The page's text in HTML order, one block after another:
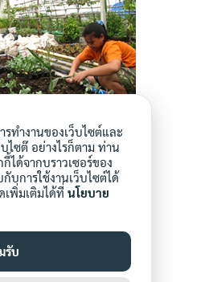
ทำงานของเว็บไซต์และ
ไซต๊ อย่างไรก็ตาม ท่าน
ได้จากบราวเซอร์ของ
บการใช้งานเว็บไซต์ได้
เพิ่มเติมได้ที่ นโยบาย
รับ